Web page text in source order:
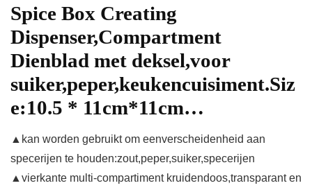
Spice Box Creating
Dispenser,Compartment
Dienblad met deksel,voor
suiker,peper,keukencuisiment.Siz
e:10.5 * 11cm*11cm…
▲kan worden gebruikt om een​verscheidenheid aan
specerijen te houden:zout,peper,suiker,specerijen
▲vierkante multi-compartiment kruidendoos,transparant en